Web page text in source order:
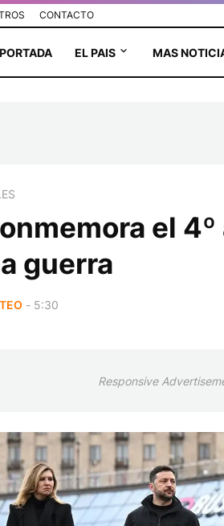
CONTACTO
PORTADA EL PAIS MAS
el
guerra
- 5:30
Responsive